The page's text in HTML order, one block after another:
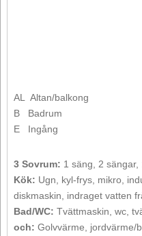
AL
Altan/balkong
B
Badrum
E
Ingång
3 Sovrum: 1 säng, 2
Kök: Ugn, kyl-frys, mikro,
diskmaskin, indraget vatten
Bad/WC: Tvättmaskin, wc,
och: Golvvärme, jordvärme/